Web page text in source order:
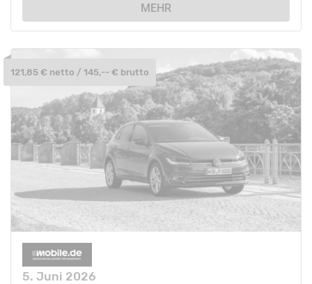
MEHR
5. Juni 2026
121,85 € netto / 145,-- € brutto